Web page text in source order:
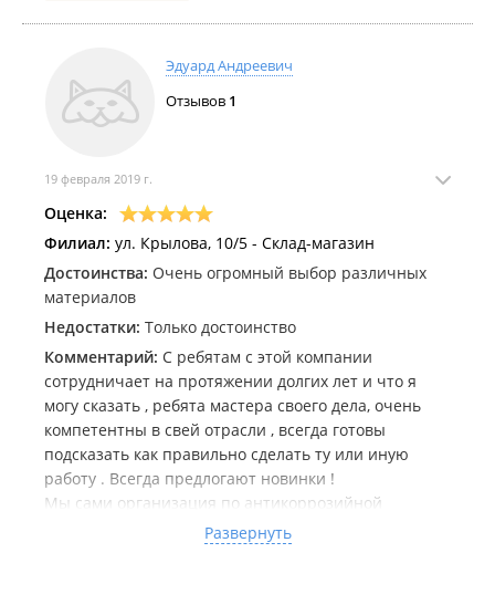
Эдуард Андреевич
Отзывов 1
19 февраля 2019 г.
Оценка:
Филиал: ул. Крылова, 10/5 - Склад-магазин
Достоинства: Очень огромный выбор различных
материалов
Недостатки: Только достоинство
Комментарий: С ребятам с этой компании
сотрудничает на протяжении долгих лет и что я
могу сказать , ребята мастера своего дела, очень
компетентны в свей отрасли , всегда готовы
подсказать как правильно сделать ту или иную
работу . Всегда предлогают новинки !
Мы сами организация по антикоррозийной
обработке и ребята нам поставляют различные
материалы много лет без сбоя , за которые
Развернуть